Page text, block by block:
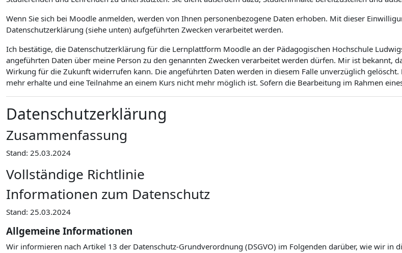
Wenn Sie sich bei Moodle anmelden, werden von Ihnen personenbezogene Daten erhoben. Mit dieser
Datenschutzerklärung (siehe unten) aufgeführten Zwecken verarbeitet werden.
Ich bestätige, die Datenschutzerklärung für die Lernplattform Moodle an der Pädagogischen Hochschule
angeführten Daten über meine Person zu den genannten Zwecken verarbeitet werden dürfen. Mir ist bekannt,
Wirkung für die Zukunft widerrufen kann. Die angeführten Daten werden in diesem Falle unverzüglich
mehr erhalte und eine Teilnahme an einem Kurs nicht mehr möglich ist. Sofern die Bearbeitung im Rahmen
Datenschutzerklärung
Zusammenfassung
Stand: 25.03.2024
Vollständige Richtlinie
Informationen zum Datenschutz
Stand: 25.03.2024
Allgemeine Informationen
Wir informieren nach Artikel 13 der Datenschutz-Grundverordnung (DSGVO) im Folgenden darüber, wie wir in